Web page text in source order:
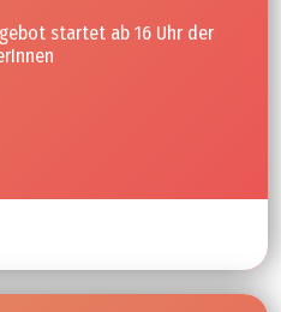
startet ab 16 Uhr der